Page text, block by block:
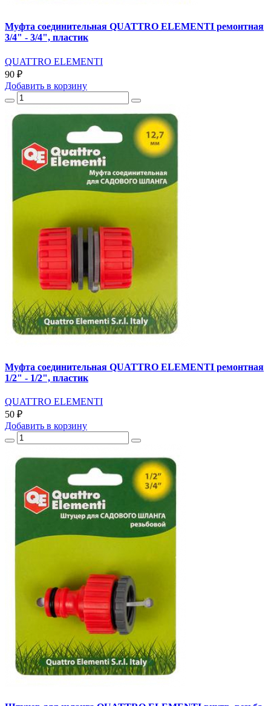
Муфта соединительная QUATTRO ELEMENTI ремонтная
3/4" - 3/4", пластик
QUATTRO ELEMENTI
90 ₽
Добавить в корзину
Муфта соединительная QUATTRO ELEMENTI ремонтная
1/2" - 1/2", пластик
QUATTRO ELEMENTI
50 ₽
Добавить в корзину